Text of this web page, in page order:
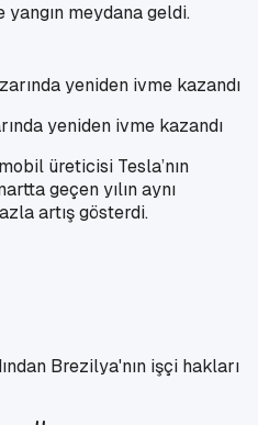
meydana geldi.
yeniden ivme kazandı
üreticisi Tesla’nın
geçen yılın aynı
artış gösterdi.
Brezilya'nın işçi hakları